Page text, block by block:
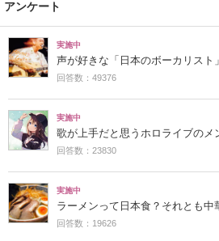
アンケート
実施中
声が好きな「日本のボーカリスト
回答数：49376
実施中
歌が上手だと思うホロライブのメ
回答数：23830
実施中
ラーメンって日本食？それとも中
回答数：19626